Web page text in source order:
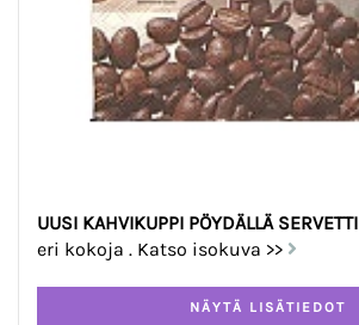
UUSI KAHVIKUPPI PÖYDÄLLÄ SERVETTI
eri kokoja . Katso isokuva >>